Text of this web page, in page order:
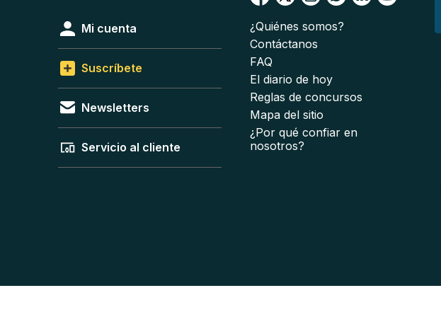
Mi cuenta
Suscríbete
Newsletters
Servicio al cliente
¿Quiénes somos?
Contáctanos
FAQ
El diario de hoy
Reglas de concursos
Mapa del sitio
¿Por qué confiar en
nosotros?